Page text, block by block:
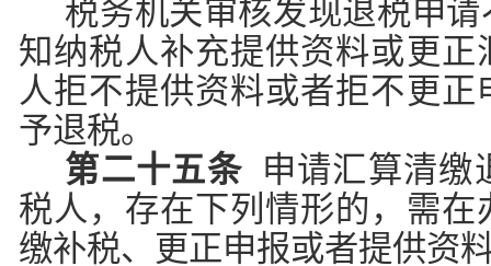
税务机关审核发现退税申
知纳税人补充提供资料或更正
人拒不提供资料或者拒不更
予退税。
第二十五条 申请汇算清缴
税人，存在下列情形的，需在
缴补税、更正申报或者提供资